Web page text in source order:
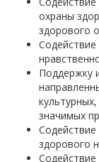
охраны
здорового
Поддержку
значимых
здорового